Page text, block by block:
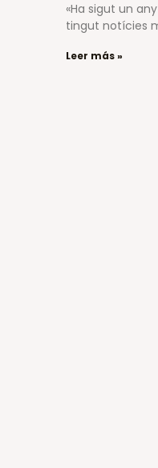
«Ha sigut un
tingut notícies
Leer más »